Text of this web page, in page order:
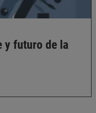
y futuro de la